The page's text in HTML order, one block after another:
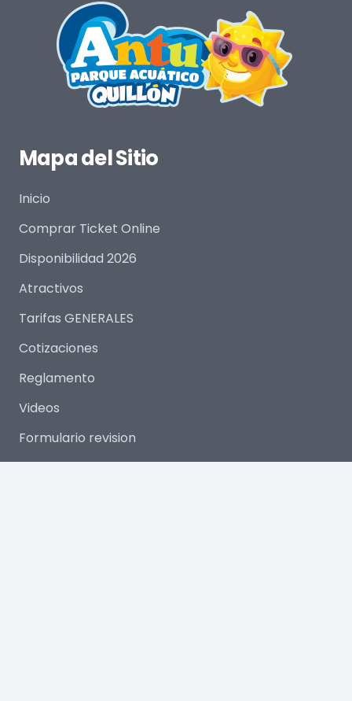
Mapa del Sitio
Inicio
Comprar Ticket Online
Disponibilidad 2026
Atractivos
Tarifas GENERALES
Cotizaciones
Reglamento
Videos
Formulario revision